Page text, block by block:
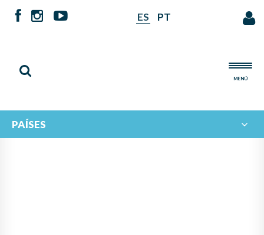
ES PT
MENÚ
PAÍSES